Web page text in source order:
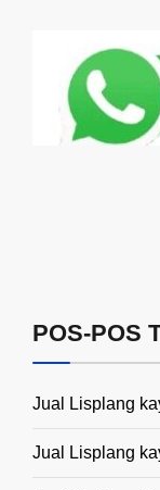
POS-POS
Jual Lisplang
Jual Lisplang